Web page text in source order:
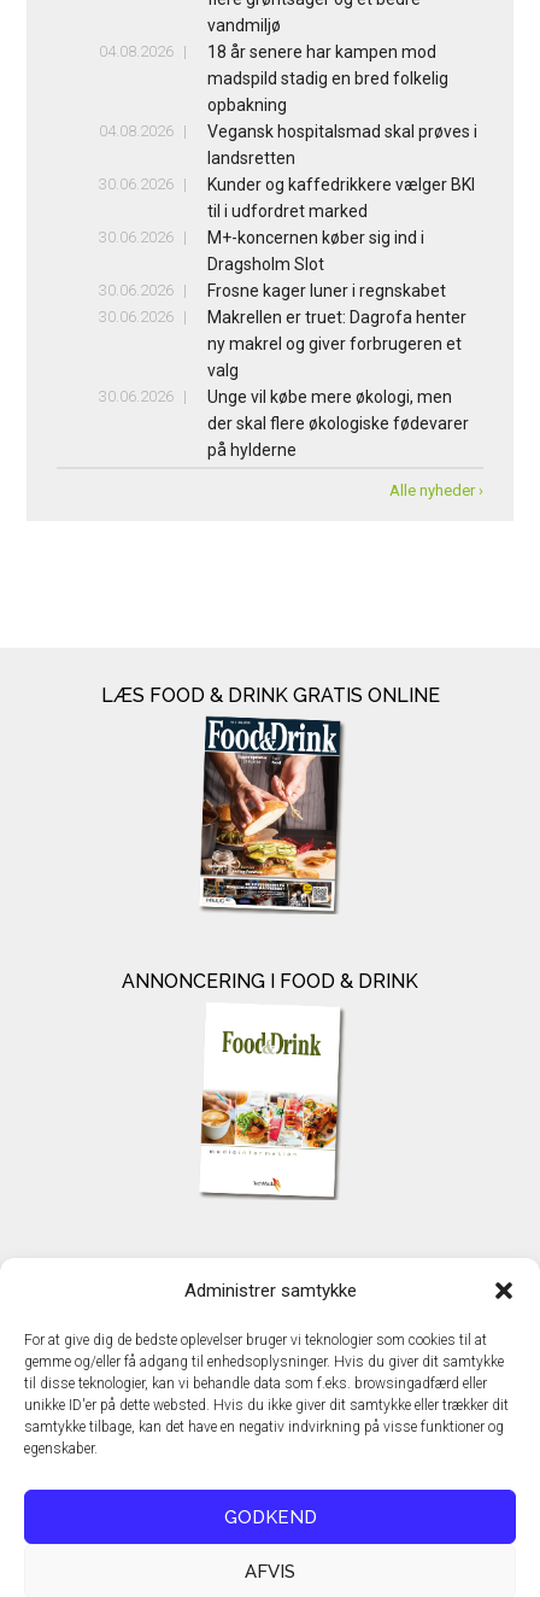
Administrer samtykke
For at give dig de bedste oplevelser bruger vi teknologier som cookies til at
gemme og/eller få adgang til enhedsoplysninger. Hvis du giver dit samtykke
til disse teknologier, kan vi behandle data som f.eks. browsingadfærd eller
unikke ID'er på dette websted. Hvis du ikke giver dit samtykke eller trækker dit
samtykke tilbage, kan det have en negativ indvirkning på visse funktioner og
egenskaber.
GODKEND
AFVIS
vandmiljø
04.08.2026
18 år senere har kampen mod
madspild stadig en bred folkelig
opbakning
04.08.2026
Vegansk hospitalsmad skal prøves i
landsretten
30.06.2026
Kunder og kaffedrikkere vælger BKI
til i udfordret marked
30.06.2026
M+-koncernen køber sig ind i
Dragsholm Slot
30.06.2026 Frosne kager luner i regnskabet
30.06.2026
Makrellen er truet: Dagrofa henter
ny makrel og giver forbrugeren et
valg
30.06.2026
Unge vil købe mere økologi, men
der skal flere økologiske fødevarer
på hylderne
Alle nyheder ›
LÆS FOOD & DRINK GRATIS ONLINE
ANNONCERING I FOOD & DRINK
TechMedia A/S
DK – 2600 Glostrup
www.techmedia.dk
Telefon: +45 43 24 26 28
E-mail:info@techmedia.dk